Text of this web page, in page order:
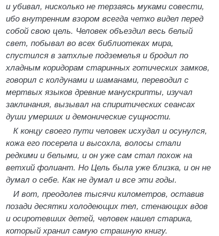
и убивал, нисколько не терзаясь муками совести,
ибо внутренним взором всегда четко видел перед
собой свою цель. Человек объездил весь белый
свет, побывал во всех библиотеках мира,
спустился в затхлые подземелья и бродил по
хладным коридорам старинных готических замков,
говорил с колдунами и шаманами, переводил с
мертвых языков древние манускрипты, изучал
заклинания, вызывал на спиритических сеансах
души умерших и демонические сущности.
К концу своего пути человек исхудал и осунулся,
кожа его посерела и высохла, волосы стали
редкими и белыми, и он уже сам стал похож на
ветхий фолиант. Но Цель была уже близка, и он не
думал о себе. Как не думал и все эти годы.
И вот, преодолев тысячи километров, оставив
позади десятки холодеющих тел, стенающих вдов
и осиротевших детей, человек нашел старика,
который хранил самую страшную книгу.